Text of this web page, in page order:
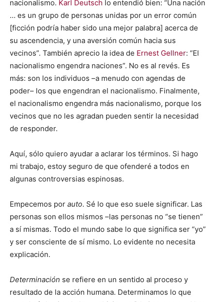
nacionalismo. Karl Deutsch lo entendió bien: “Una nación
… es un grupo de personas unidas por un error común
[ficción podría haber sido una mejor palabra] acerca de
su ascendencia, y una aversión común hacia sus
vecinos”. También aprecio la idea de Ernest Gellner: “El
nacionalismo engendra naciones”. No es al revés. Es
más: son los individuos –a menudo con agendas de
poder– los que engendran el nacionalismo. Finalmente,
el nacionalismo engendra más nacionalismo, porque los
vecinos que no les agradan pueden sentir la necesidad
de responder.
Aquí, sólo quiero ayudar a aclarar los términos. Si hago
mi trabajo, estoy seguro de que ofenderé a todos en
algunas controversias espinosas.
Empecemos por auto. Sé lo que eso suele significar. Las
personas son ellos mismos –las personas no “se tienen”
a sí mismas. Todo el mundo sabe lo que significa ser “yo”
y ser consciente de sí mismo. Lo evidente no necesita
explicación.
Determinación se refiere en un sentido al proceso y
resultado de la acción humana. Determinamos lo que